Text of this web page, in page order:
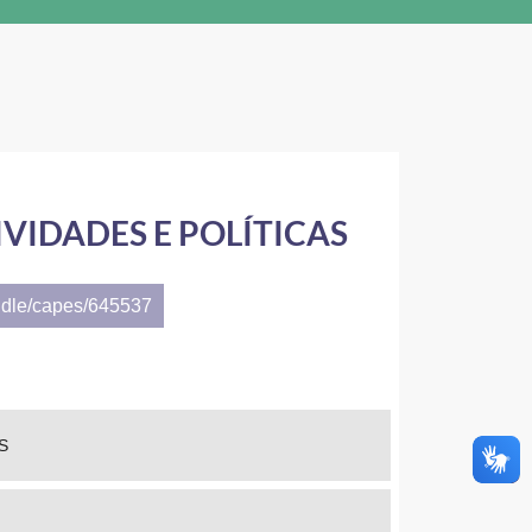
E POLÍTICAS
capes/645537